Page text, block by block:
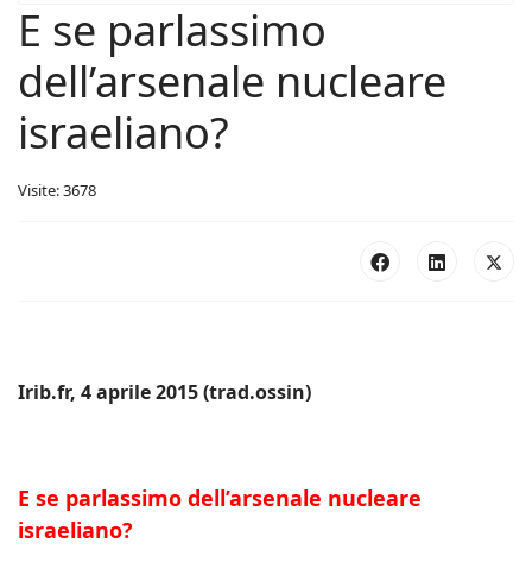
E se parlassimo
dell’arsenale nucleare
israeliano?
Visite: 3678
Irib.fr, 4 aprile 2015 (trad.ossin)
E se parlassimo dell’arsenale nucleare
israeliano?